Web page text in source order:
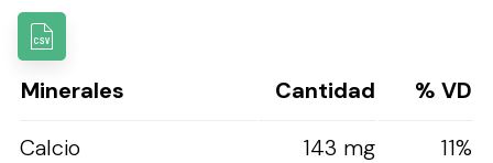
Minerales Cantidad
% VD
Calcio
143 mg
11%